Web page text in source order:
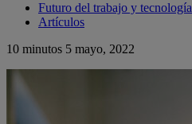
Futuro del trabajo y tecnología
Artículos
10 minutos 5 mayo, 2022